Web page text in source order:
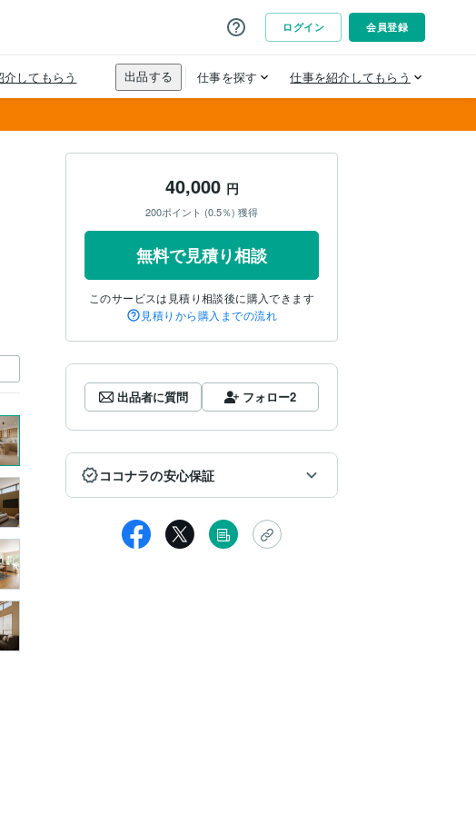
40,000 円
200ポイント (0.5％) 獲得
無料で見積り相談
このサービスは見積り相談後に購入できます
見積りから購入までの流れ
出品者に質問 フォロー2
ココナラの安心保証